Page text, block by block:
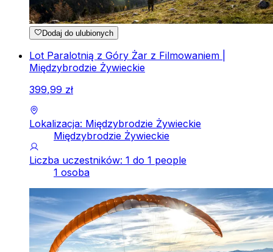
Dodaj do ulubionych
Lot Paralotnią z Góry Żar z Filmowaniem |
Międzybrodzie Żywieckie
399,99 zł
Lokalizacja: Międzybrodzie Żywieckie
Międzybrodzie Żywieckie
Liczba uczestników: 1 do 1 people
1 osoba